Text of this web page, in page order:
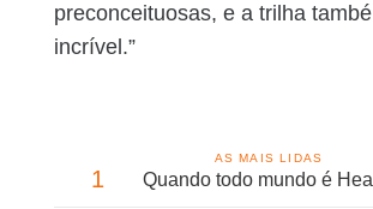
preconceituosas, e a trilha
incrível.”
AS MAIS LIDAS
1 Quando todo mundo é